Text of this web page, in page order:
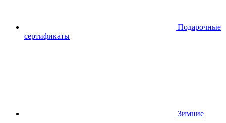
Подарочные
сертификаты
Зимние